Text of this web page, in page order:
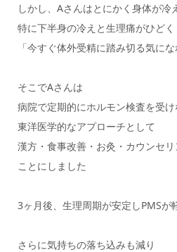
しかし、Aさんはとにかく身体が冷
特に下半身の冷えと生理痛がひどく
「今すぐ体外受精に踏み切る気に
そこでAさんは
病院で定期的にホルモン検査を受け
東洋医学的なアプローチとして
漢方・食事改善・お灸・カウンセ
ことにしました
3ヶ月後、生理周期が安定しPMSが
さらに気持ちの落ち込みも減り